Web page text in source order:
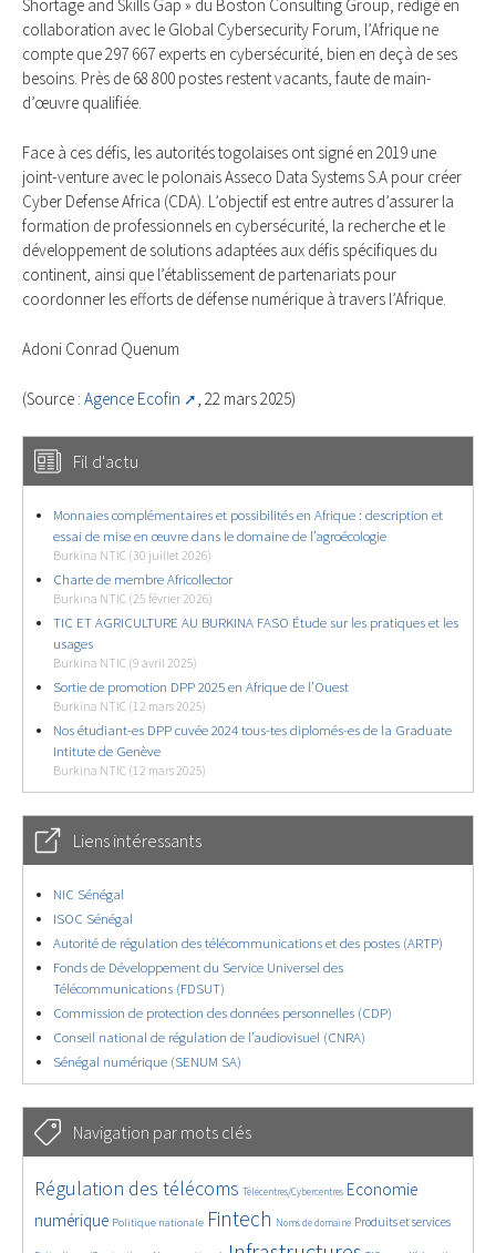
Shortage and Skills Gap » du Boston Consulting Group, rédigé en
collaboration avec le Global Cybersecurity Forum, l’Afrique ne
compte que 297 667 experts en cybersécurité, bien en deçà de ses
besoins. Près de 68 800 postes restent vacants, faute de main-
d’œuvre qualifiée.
Face à ces défis, les autorités togolaises ont signé en 2019 une
joint-venture avec le polonais Asseco Data Systems S.A pour créer
Cyber Defense Africa (CDA). L’objectif est entre autres d’assurer la
formation de professionnels en cybersécurité, la recherche et le
développement de solutions adaptées aux défis spécifiques du
continent, ainsi que l’établissement de partenariats pour
coordonner les efforts de défense numérique à travers l’Afrique.
Adoni Conrad Quenum
(Source : Agence Ecofin , 22 mars 2025)
Fil d'actu
Monnaies complémentaires et possibilités en Afrique : description et
essai de mise en œuvre dans le domaine de l’agroécologie
Burkina NTIC (30 juillet 2026)
Charte de membre Africollector
Burkina NTIC (25 février 2026)
TIC ET AGRICULTURE AU BURKINA FASO Étude sur les pratiques et les
usages
Burkina NTIC (9 avril 2025)
Sortie de promotion DPP 2025 en Afrique de l’Ouest
Burkina NTIC (12 mars 2025)
Nos étudiant-es DPP cuvée 2024 tous-tes diplomés-es de la Graduate
Intitute de Genève
Burkina NTIC (12 mars 2025)
Liens intéressants
NIC Sénégal
ISOC Sénégal
Autorité de régulation des télécommunications et des postes (ARTP)
Fonds de Développement du Service Universel des
Télécommunications (FDSUT)
Commission de protection des données personnelles (CDP)
Conseil national de régulation de l’audiovisuel (CNRA)
Sénégal numérique (SENUM SA)
Navigation par mots clés
4621/5797
Régulation des télécoms
380/5797 Télécentres/Cybercentres
3653/5797
Economie
numérique
1896/5797 Politique nationale
5263/5797 Fintech
687/5797 Noms de domaine
2333/5797 Produits et services
1556/5797